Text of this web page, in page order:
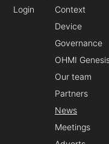
Login
Context
Device
Governance
OHMI
Our team
Partners
News
Meetings